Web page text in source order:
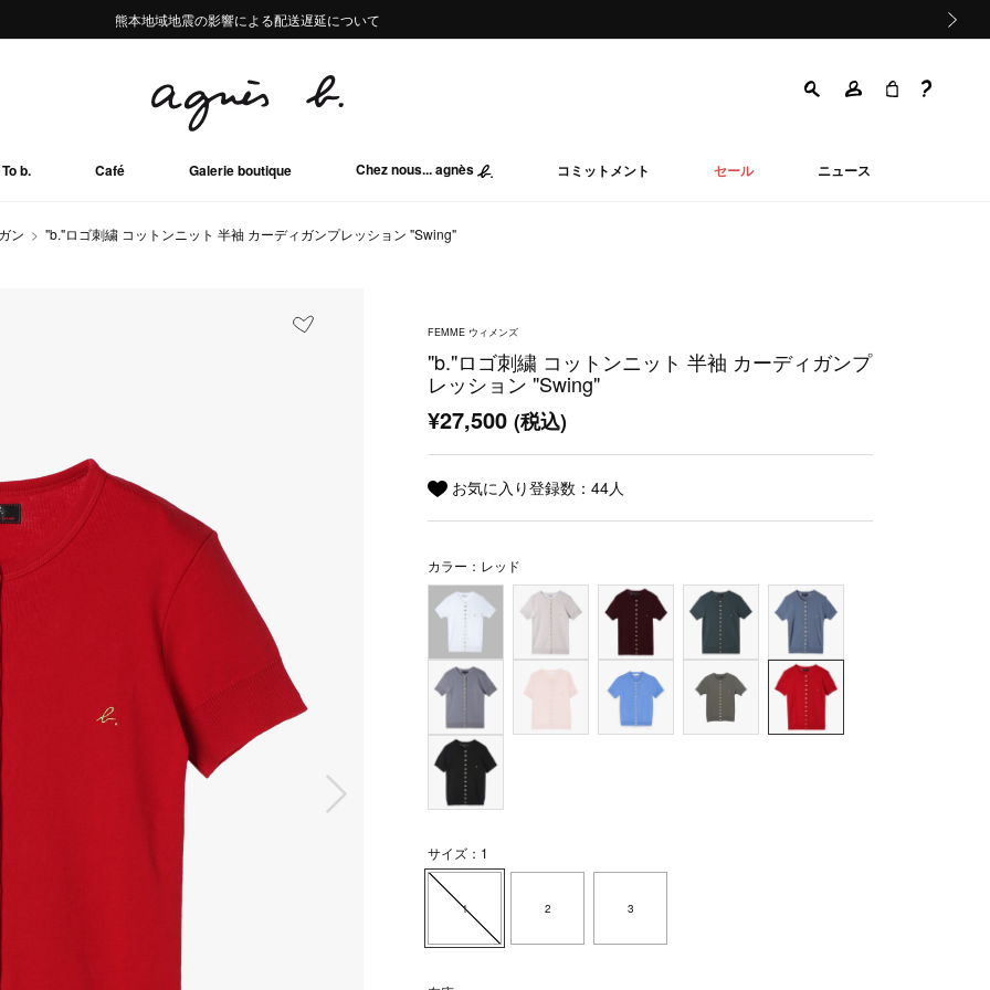
熊本地域地震の影響による配送遅延について
Summer Sale 2buy10%OFF!!
熊本地域地震の影響による配送遅延について
Summer Sale 2buy10%OFF!!
To b. Café Galerie boutique Chez nous... agnès コミットメント セール ニュース
ン "b."ロゴ刺繍 コットンニット 半袖 カーディガンプレッション "Swing"
FEMME ウィメンズ
"b."ロゴ刺繍 コットンニット 半袖 カーディガンプ
レッション "Swing"
¥27,500(税込)
お気に入り登録数：44人
カラー：レッド
サイズ：1
1 2 3